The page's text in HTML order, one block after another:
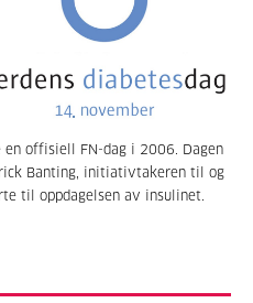
en offisiell FN-dag i 2006. Dagen
Banting, initiativtakeren til og
til oppdagelsen av insulinet.